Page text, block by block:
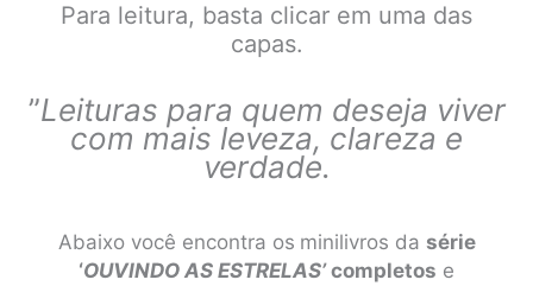
Para leitura, basta clicar em uma das
capas.
”Leituras para quem deseja viver
com mais leveza, clareza e
verdade.
Abaixo você encontra os minilivros da série
‘OUVINDO AS ESTRELAS’completos e